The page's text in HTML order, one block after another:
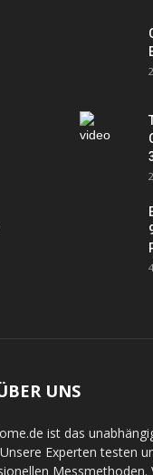
UNS
ist das
Experten testen
Messmethoden.